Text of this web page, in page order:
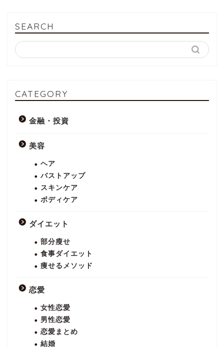
SEARCH
CATEGORY
金融・投資
美容
ヘア
バストアップ
スキンケア
ボディケア
ダイエット
部分瘦せ
食事ダイエット
痩せるメソッド
恋愛
女性恋愛
男性恋愛
恋愛まとめ
結婚